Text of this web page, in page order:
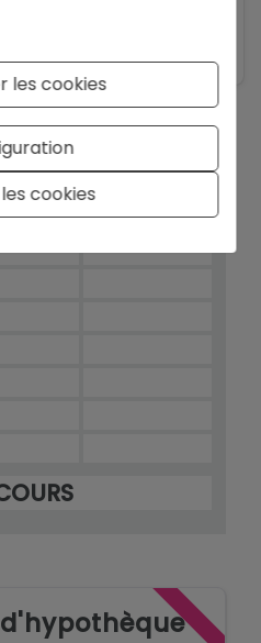
Émissions kg
année
les cookies
cookies